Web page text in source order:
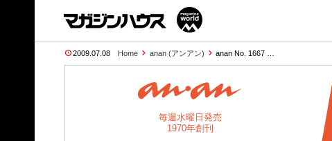
2009.07.08 Home anan (アンアン) anan No. 1667 …
毎週水曜日発売
1970年創刊